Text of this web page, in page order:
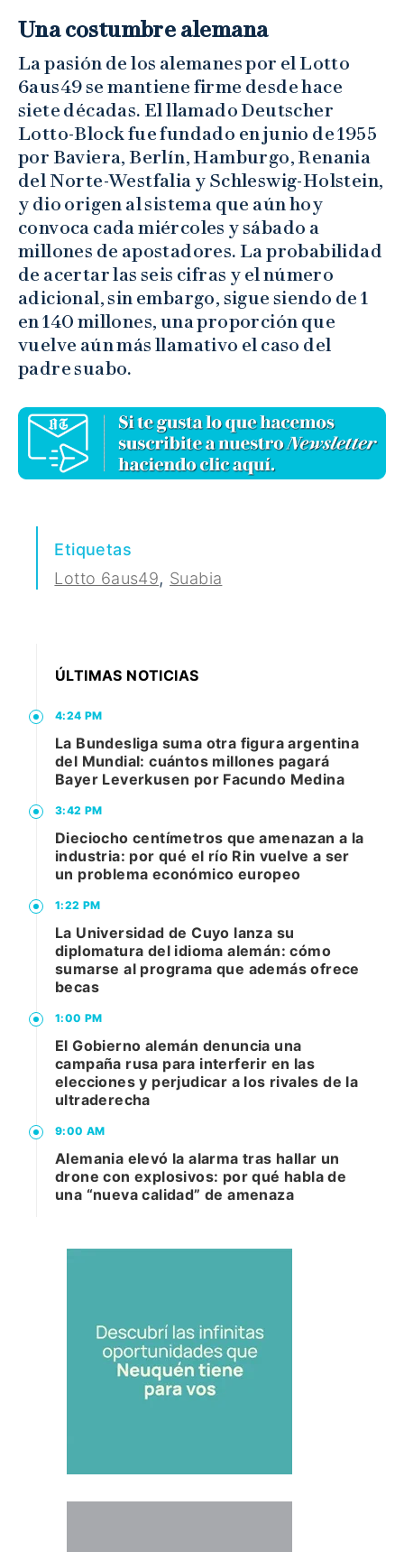
Una costumbre alemana
La pasión de los alemanes por el Lotto
6aus49 se mantiene firme desde hace
siete décadas. El llamado Deutscher
Lotto-Block fue fundado en junio de 1955
por Baviera, Berlín, Hamburgo, Renania
del Norte-Westfalia y Schleswig-Holstein,
y dio origen al sistema que aún hoy
convoca cada miércoles y sábado a
millones de apostadores. La probabilidad
de acertar las seis cifras y el número
adicional, sin embargo, sigue siendo de 1
en 140 millones, una proporción que
vuelve aún más llamativo el caso del
padre suabo.
Etiquetas
Lotto 6aus49, Suabia
ÚLTIMAS NOTICIAS
4:24 PM
La Bundesliga suma otra figura argentina
del Mundial: cuántos millones pagará
Bayer Leverkusen por Facundo Medina
3:42 PM
Dieciocho centímetros que amenazan a la
industria: por qué el río Rin vuelve a ser
un problema económico europeo
1:22 PM
La Universidad de Cuyo lanza su
diplomatura del idioma alemán: cómo
sumarse al programa que además ofrece
becas
1:00 PM
El Gobierno alemán denuncia una
campaña rusa para interferir en las
elecciones y perjudicar a los rivales de la
ultraderecha
9:00 AM
Alemania elevó la alarma tras hallar un
drone con explosivos: por qué habla de
una “nueva calidad” de amenaza